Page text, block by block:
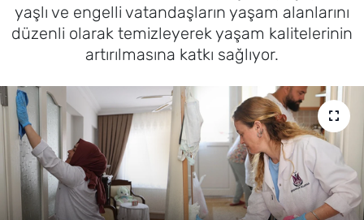
yaşlı ve engelli vatandaşların yaşam alanlarını
düzenli olarak temizleyerek yaşam kalitelerinin
artırılmasına katkı sağlıyor.
SAĞLIK
YAŞAM
MAGAZİN
Son Dakika Haberleri
Haber Arşivi